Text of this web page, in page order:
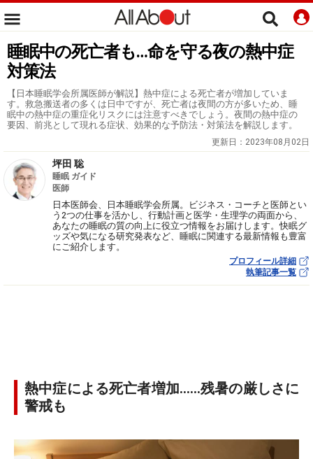
睡眠中の死亡者も…命を守る夜の熱中症
対策法
【日本睡眠学会所属医師が解説】熱中症による死亡者が増加していま
す。救急搬送者の多くは日中ですが、死亡者は夜間の方が多いため、睡
眠中の熱中症の重症化リスクには注意すべきでしょう。夜間の熱中症の
要因、前兆として現れる症状、効果的な予防法・対策法を解説します。
更新日： 2023年08月02日
坪田 聡
睡眠 ガイド
医師
日本医師会、日本睡眠学会所属。ビジネス・コーチと医師とい
う2つの仕事を活かし、行動計画と医学・生理学の両面から、
あなたの睡眠の質の向上に役立つ情報をお届けします。快眠グ
ッズや気になる研究発表など、睡眠に関連する最新情報も豊富
にご紹介します。
プロフィール詳細
執筆記事一覧
熱中症による死亡者増加……残暑の厳しさに
警戒も